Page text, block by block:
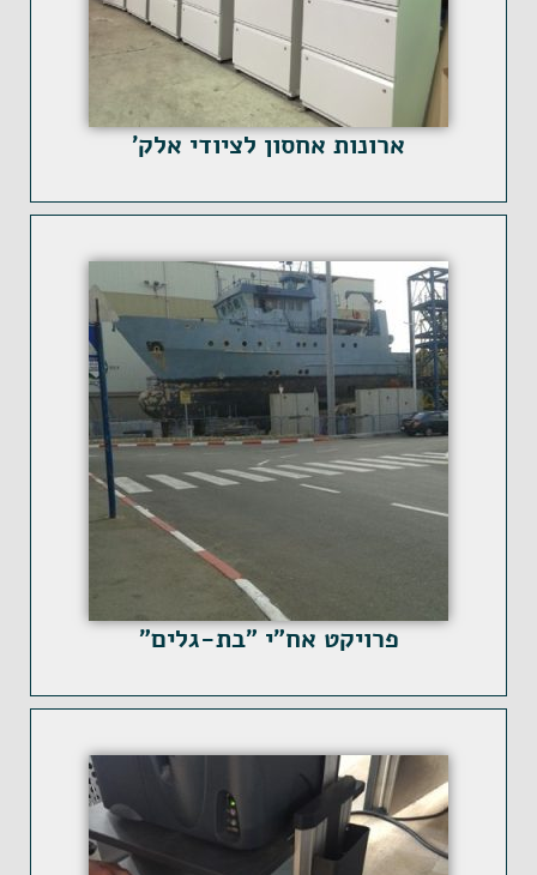
ארונות אחסון לציודי אלק'
פרויקט אח"י "בת-גלים"